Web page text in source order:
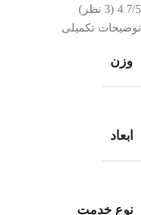
4.7/5 (3 نظر)
توضیحات تکمیلی
وزن
ابعاد
نوع خدمت